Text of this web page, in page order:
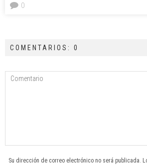
0
COMENTARIOS: 0
Su dirección de correo electrónico no será publicada.